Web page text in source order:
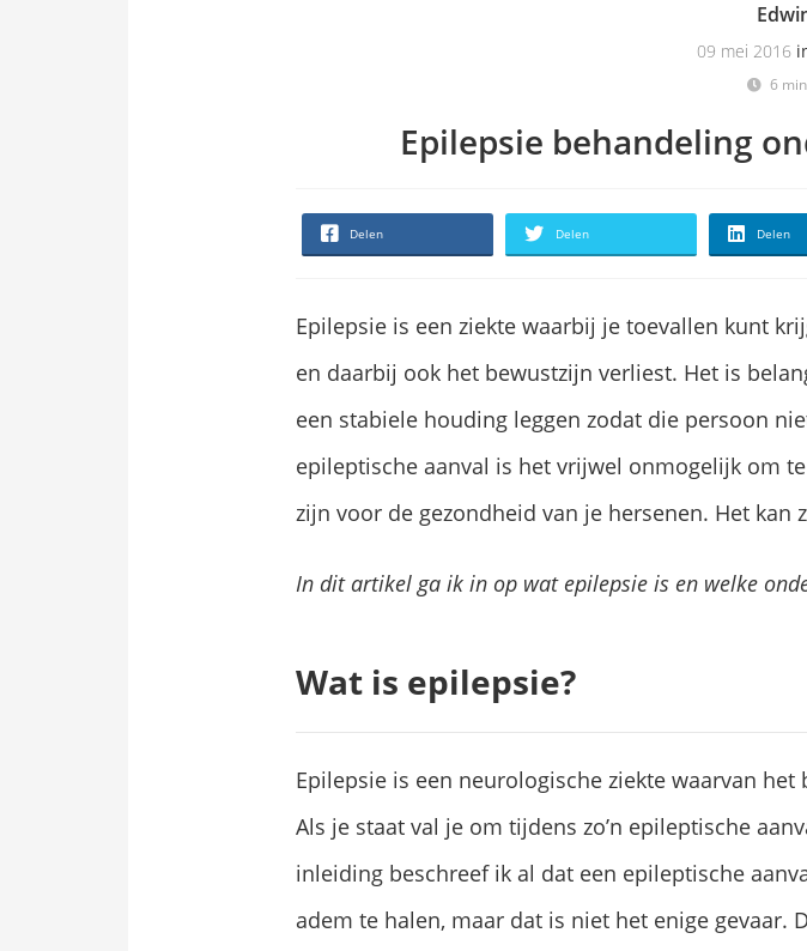
09 mei 2016
6
Epilepsie behandeling
Delen Delen Delen
Epilepsie is een ziekte waarbij je toevallen kunt
en daarbij ook het bewustzijn verliest. Het is
een stabiele houding leggen zodat die persoon
epileptische aanval is het vrijwel onmogelijk om
zijn voor de gezondheid van je hersenen. Het kan
In dit artikel ga ik in op wat epilepsie is en welke
Wat is epilepsie?
Epilepsie is een neurologische ziekte waarvan
Als je staat val je om tijdens zo’n epileptische
inleiding beschreef ik al dat een epileptische
adem te halen, maar dat is niet het enige